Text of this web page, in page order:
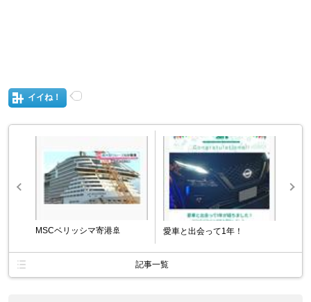
イイね！
MSCベリッシマ寄港🚢 愛車と出会って1年！
記事一覧